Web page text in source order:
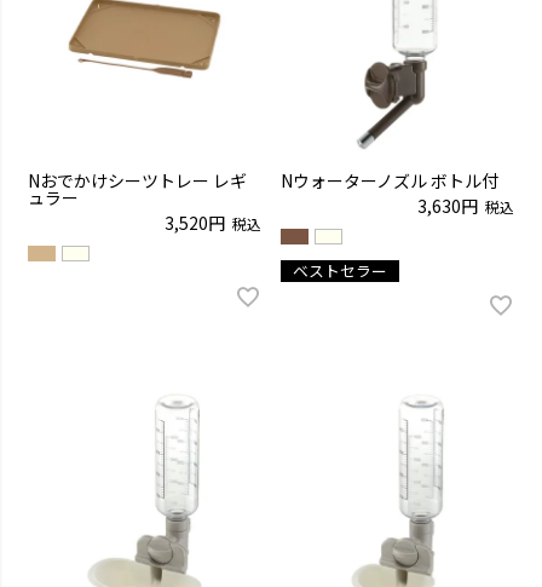
Nおでかけシーツトレー レギ
ュラー
3,520
税込
Nウォーターノズル ボトル付
3,630
税込
ベストセラー